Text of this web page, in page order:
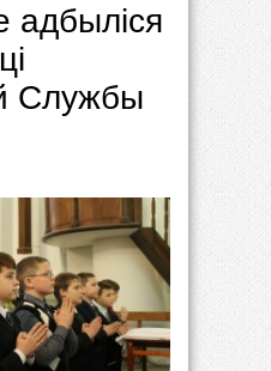
Службы